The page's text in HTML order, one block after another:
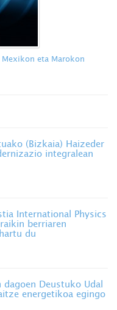
eta Marokon
(Bizkaia) Haizeder
integralean
International Physics
berriaren
du
dagoen Deustuko Udal
energetikoa egingo